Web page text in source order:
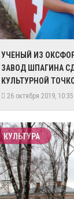
УЧЕНЫЙ ИЗ
ЗАВОД ШПАГИНА
КУЛЬТУРНОЙ
26 октября 2019, 10:35
КУЛЬТУРА